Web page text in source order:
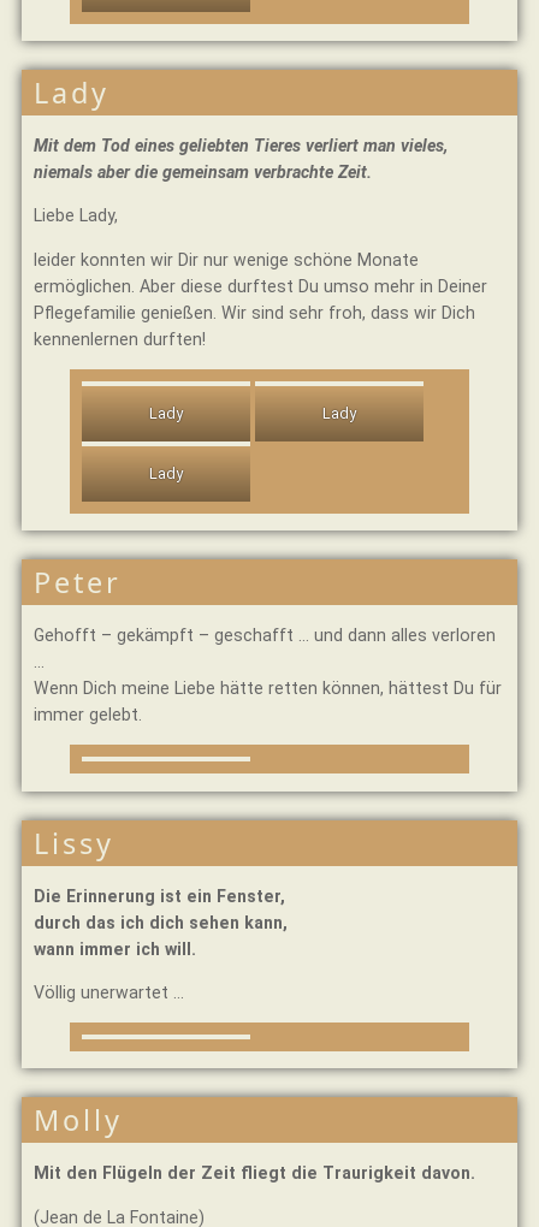
Lady
Mit dem Tod eines geliebten Tieres verliert man vieles,
niemals aber die gemeinsam verbrachte Zeit.
Liebe Lady,
leider konnten wir Dir nur wenige schöne Monate
ermöglichen. Aber diese durftest Du umso mehr in Deiner
Pflegefamilie genießen. Wir sind sehr froh, dass wir Dich
kennenlernen durften!
Lady Lady
Lady
Peter
Gehofft – gekämpft – geschafft … und dann alles verloren
Wenn Dich meine Liebe hätte retten können, hättest Du für
immer gelebt.
Lissy
Die Erinnerung ist ein Fenster,
durch das ich dich sehen kann,
wann immer ich will.
Völlig unerwartet …
Molly
Mit den Flügeln der Zeit fliegt die Traurigkeit davon.
(Jean de La Fontaine)